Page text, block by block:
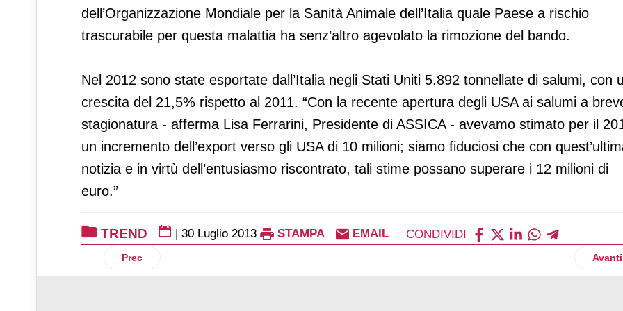
dell’Organizzazione Mondiale per la Sanità Animale dell’Italia quale Paese a rischio
trascurabile per questa malattia ha senz’altro agevolato la rimozione del bando.
Nel 2012 sono state esportate dall’Italia negli Stati Uniti 5.892 tonnellate di salumi, con
crescita del 21,5% rispetto al 2011. “Con la recente apertura degli USA ai salumi a
stagionatura - afferma Lisa Ferrarini, Presidente di ASSICA - avevamo stimato per il
un incremento dell’export verso gli USA di 10 milioni; siamo fiduciosi che con
notizia e in virtù dell’entusiasmo riscontrato, tali stime possano superare i 12 milioni di
euro.”
TREND | 30 Luglio 2013 STAMPA EMAIL CONDIVIDI
Articolo precedente: Osservatorio Findomestic, gli italiani restano preoccupati per il futuro
Prec Avanti